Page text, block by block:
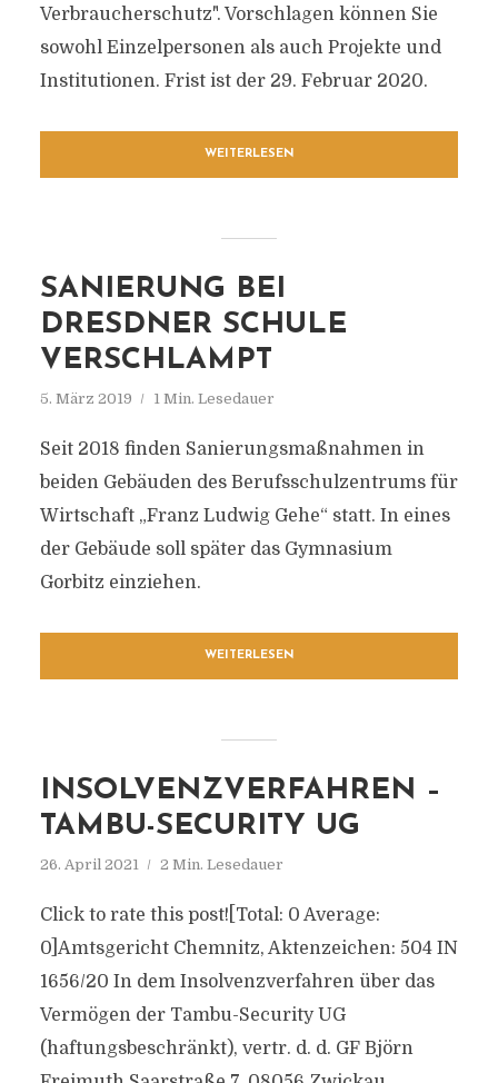
Verbraucherschutz". Vorschlagen können Sie
sowohl Einzelpersonen als auch Projekte und
Institutionen. Frist ist der 29. Februar 2020.
WEITERLESEN
SANIERUNG BEI
DRESDNER SCHULE
VERSCHLAMPT
5. März 2019 1 Min. Lesedauer
Seit 2018 finden Sanierungsmaßnahmen in
beiden Gebäuden des Berufsschulzentrums für
Wirtschaft „Franz Ludwig Gehe“ statt. In eines
der Gebäude soll später das Gymnasium
Gorbitz einziehen.
WEITERLESEN
INSOLVENZVERFAHREN –
TAMBU-SECURITY UG
26. April 2021 2 Min. Lesedauer
Click to rate this post![Total: 0 Average:
0]Amtsgericht Chemnitz, Aktenzeichen: 504 IN
1656/20 In dem Insolvenzverfahren über das
Vermögen der Tambu-Security UG
(haftungsbeschränkt), vertr. d. d. GF Björn